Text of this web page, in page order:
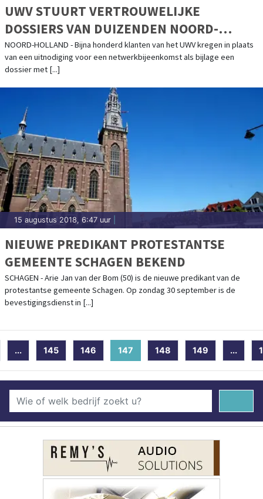
UWV STUURT VERTROUWELIJKE
DOSSIERS VAN DUIZENDEN NOORD-
HOLLANDERS NAAR WERKZOEKENDEN
NOORD-HOLLAND - Bijna honderd klanten van het UWV kregen in plaats
van een uitnodiging voor een netwerkbijeenkomst als bijlage een
dossier met [...]
15 augustus 2018, 6:47 uur
NIEUWE PREDIKANT PROTESTANTSE
GEMEENTE SCHAGEN BEKEND
SCHAGEN - Arie Jan van der Bom (50) is de nieuwe predikant van de
protestantse gemeente Schagen. Op zondag 30 september is de
bevestigingsdienst in [...]
... 145 146 147 (current)
148 149 ...